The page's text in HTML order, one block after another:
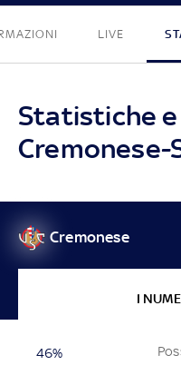
LIVE
Statistiche
Cremonese-
Cremonese
I
46%